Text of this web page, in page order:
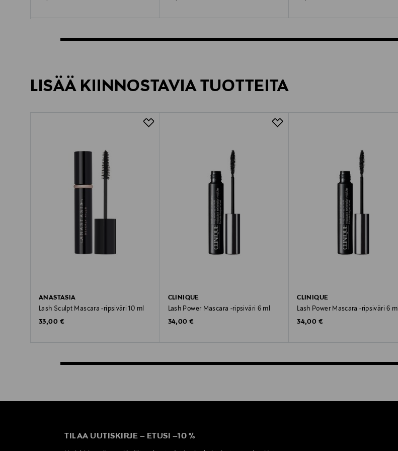
LISÄÄ KIINNOSTAVIA TUOTTEITA
ANASTASIA
Lash Sculpt Mascara -ripsiväri 10 ml
Original Price
33,00 €
CLINIQUE
Lash Power Mascara -ripsiväri 6 ml
Original Price
34,00 €
CLINIQUE
Lash Power Mascara -ripsiväri 6 ml
Original Price
34,00 €
TILAA UUTISKIRJE – ETUSI –10 %